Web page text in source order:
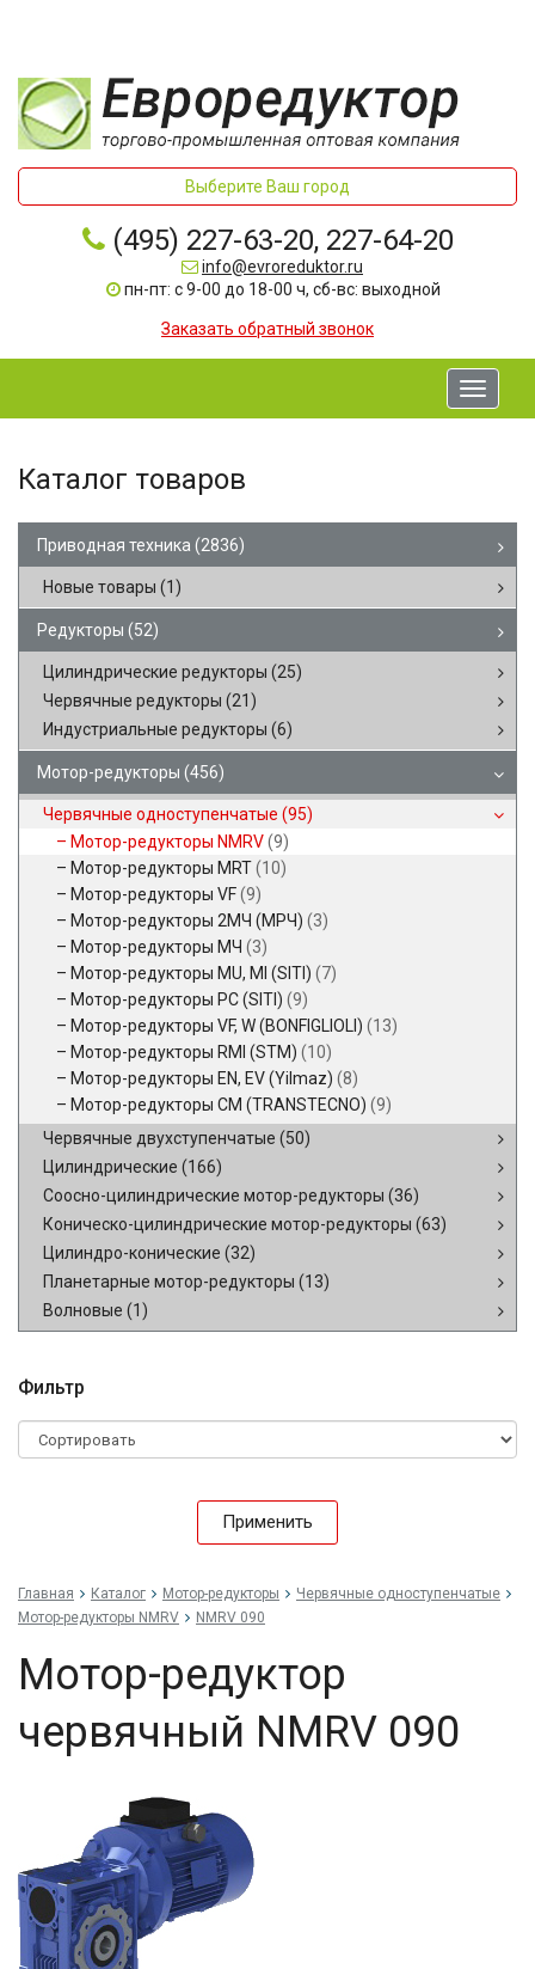
Выберите Ваш город
(495) 227-63-20, 227-64-20
info@evroreduktor.ru
пн-пт: с 9-00 до 18-00 ч, сб-вс: выходной
Заказать обратный звонок
Toggle
Каталог товаров
Приводная техника (2836)
Новые товары (1)
Редукторы (52)
Цилиндрические редукторы (25)
Червячные редукторы (21)
Индустриальные редукторы (6)
Мотор-редукторы (456)
Червячные одноступенчатые (95)
Мотор-редукторы NMRV(9)
Мотор-редукторы MRT(10)
Мотор-редукторы VF(9)
Мотор-редукторы 2МЧ (МРЧ) (3)
Мотор-редукторы МЧ (3)
Мотор-редукторы MU, MI (SITI) (7)
Мотор-редукторы PC (SITI) (9)
Мотор-редукторы VF, W (BONFIGLIOLI) (13)
Мотор-редукторы RMI (STM) (10)
Мотор-редукторы EN, EV (Yilmaz) (8)
Мотор-редукторы CM (TRANSTECNO) (9)
Червячные двухступенчатые (50)
Цилиндрические (166)
Соосно-цилиндрические мотор-редукторы (36)
Коническо-цилиндрические мотор-редукторы (63)
Цилиндро-конические (32)
Планетарные мотор-редукторы (13)
Волновые (1)
Фильтр
Применить
Главная Каталог Мотор-редукторы
Червячные одноступенчатые
Мотор-редукторы NMRV
NMRV 090
Мотор-редуктор
червячный NMRV 090